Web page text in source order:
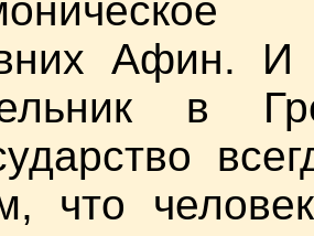
Афин. И
в
что